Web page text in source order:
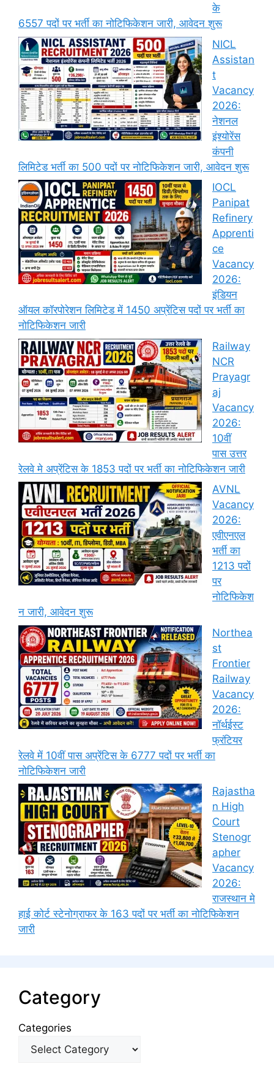
के
6557 पदों पर भर्ती का नोटिफिकेशन जारी, आवेदन शुरू
NICL
Assistan
t
Vacancy
2026:
नेशनल
इंश्योरेंस
कंपनी
लिमिटेड भर्ती का 500 पदों पर नोटिफिकेशन जारी, आवेदन शुरू
IOCL
Panipat
Refinery
Apprenti
ce
Vacancy
2026:
इंडियन
ऑयल कॉरपोरेशन लिमिटेड में 1450 अप्रेंटिस पदों पर भर्ती का
नोटिफिकेशन जारी
Railway
NCR
Prayagr
aj
Vacancy
2026:
10वीं
पास उत्तर
रेलवे मे अप्रेंटिस के 1853 पदों पर भर्ती का नोटिफिकेशन जारी
AVNL
Vacancy
2026:
एवीएनएल
भर्ती का
1213 पदों
पर
नोटिफिकेश
न जारी, आवेदन शुरू
Northea
st
Frontier
Railway
Vacancy
2026:
नॉर्थईस्ट
फ्रंटियर
रेलवे में 10वीं पास अप्रेंटिस के 6777 पदों पर भर्ती का
नोटिफिकेशन जारी
Rajastha
n High
Court
Stenogr
apher
Vacancy
2026:
राजस्थान मे
हाई कोर्ट स्टेनोग्राफर के 163 पदों पर भर्ती का नोटिफिकेशन
जारी
Category
Categories